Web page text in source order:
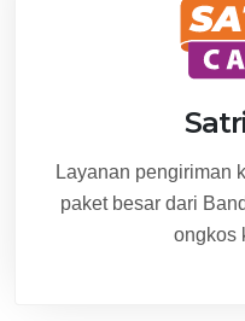
Layanan pengiriman
paket besar dari
ongkos